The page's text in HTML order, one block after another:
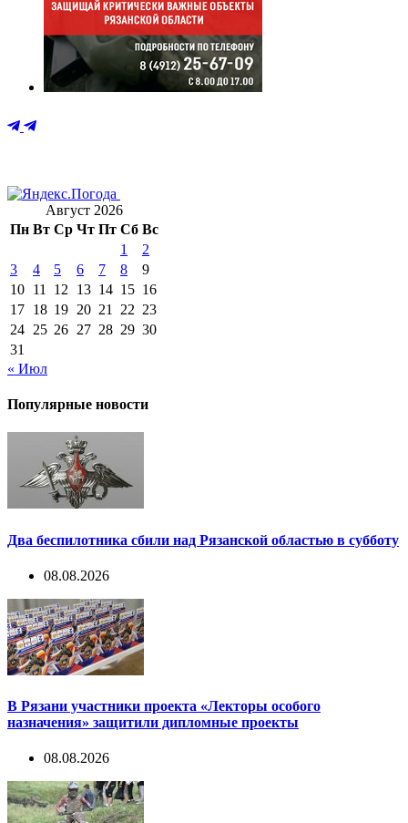
Август 2026
Пн Вт Ср Чт Пт Сб Вс
1
2
3
4 5 6 7 8
9
10 11 12 13 14 15 16
17 18 19 20 21 22 23
24 25 26 27 28 29 30
31
« Июл
Популярные новости
Два беспилотника сбили над Рязанской областью в субботу
08.08.2026
В Рязани участники проекта «Лекторы особого
назначения» защитили дипломные проекты
08.08.2026